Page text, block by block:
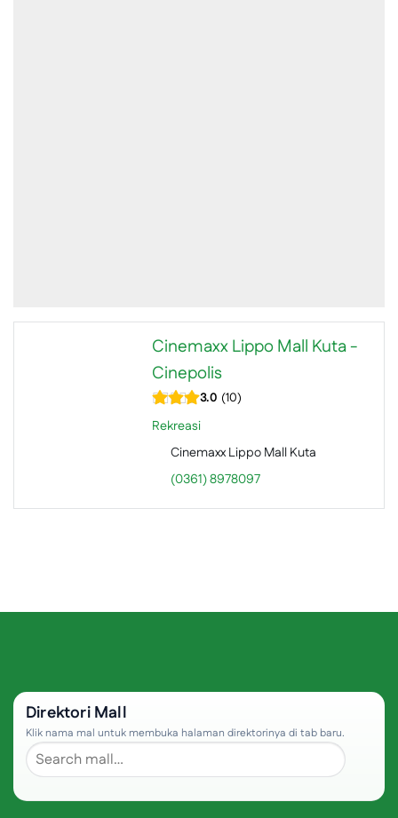
Cinemaxx Lippo Mall Kuta -
Cinepolis
3.0 10
Rekreasi
Cinemaxx Lippo Mall Kuta
(0361) 8978097
Direktori Mall
Klik nama mal untuk membuka halaman direktorinya di tab baru.